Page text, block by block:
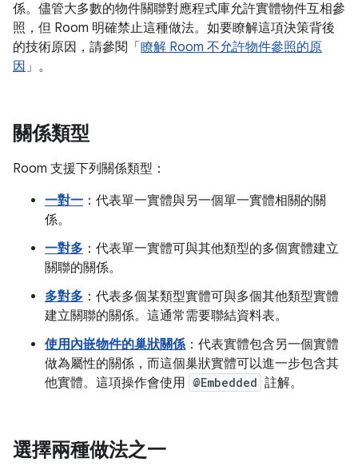
係。儘管大多數的物件關聯對應程式庫允許實體物件互相參
照，但 Room 明確禁止這種做法。如要瞭解這項決策背後
的技術原因，請參閱「 瞭解 Room 不允許物件參照的原
因 」。
關係類型
Room 支援下列關係類型：
一對一 ：代表單一實體與另一個單一實體相關的關
係。
一對多 ：代表單一實體可與其他類型的多個實體建立
關聯的關係。
多對多 ：代表多個某類型實體可與多個其他類型實體
建立關聯的關係。這通常需要聯結資料表。
使用內嵌物件的巢狀關係：代表實體包含另一個實體
做為屬性的關係，而這個巢狀實體可以進一步包含其
他實體。這項操作會使用 @Embedded 註解。
選擇兩種做法之一